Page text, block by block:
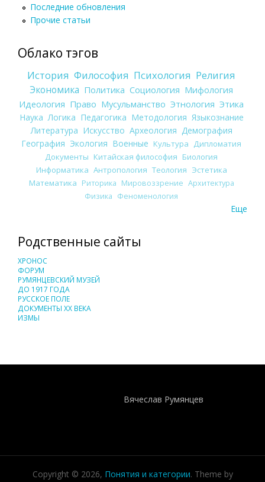
Последние обновления
Прочие статьи
Облако тэгов
История Философия Психология Религия
Экономика Политика Социология Мифология
Идеология Право Мусульманство Этнология Этика
Наука Логика Педагогика Методология Языкознание
Литература Искусство Археология Демография
География Экология Военные Культура
Дипломатия
Документы Китайская философия Биология
Информатика Антропология Теология Эстетика
Математика Риторика Мировоззрение Архитектура
Физика Феноменология
Еще
Родственные сайты
ХРОНОС
ФОРУМ
РУМЯНЦЕВСКИЙ МУЗЕЙ
ДО 1917 ГОДА
РУССКОЕ ПОЛЕ
ДОКУМЕНТЫ XX ВЕКА
ИЗМЫ
Вячеслав Румянцев
Copyright © 2026, Понятия и категории. Theme by